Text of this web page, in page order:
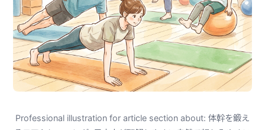
Professional illustration for article section about: 体幹を鍛え